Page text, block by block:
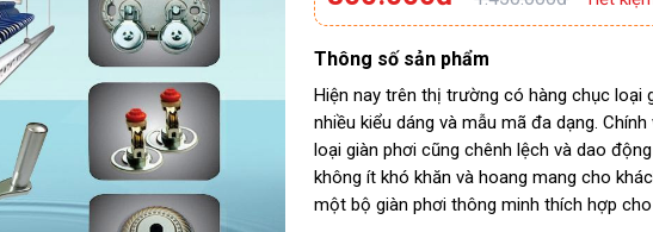
Thông số sản phẩm
Hiện nay trên thị trường có hàng chục loại
nhiều kiểu dáng và mẫu mã đa dạng.
loại giàn phơi cũng chênh lệch và dao
không ít khó khăn và hoang mang cho
một bộ giàn phơi thông minh thích hợp